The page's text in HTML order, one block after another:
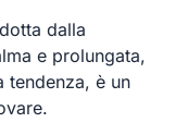
dalla
e prolungata,
tendenza, è un